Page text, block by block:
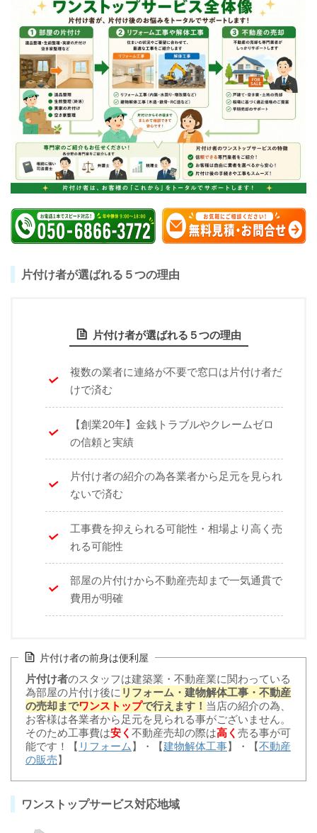
片付け者が選ばれる５つの理由
片付け者が選ばれる５つの理由
複数の業者に連絡が不要で窓口は片付け者だ
けで済む
【創業20年】金銭トラブルやクレームゼロ
の信頼と実績
片付け者の紹介の為各業者から足元を見られ
ないで済む
工事費を抑えられる可能性・相場より高く売
れる可能性
部屋の片付けから不動産売却まで一気通貫で
費用が明確
片付け者の前身は便利屋
片付け者のスタッフは建築業・不動産業に関わっている
為部屋の片付け後に リフォーム・建物解体工事・不動産
の売却までワンストップで行えます！ 当店の紹介の為、
お客様は各業者から足元を見られる事がございません。
そのため工事費は安く 不動産売却の際は高く 売る事が可
能です！【 リフォーム 】・【建物解体工事】・【不動産
の販売】
ワンストップサービス対応地域